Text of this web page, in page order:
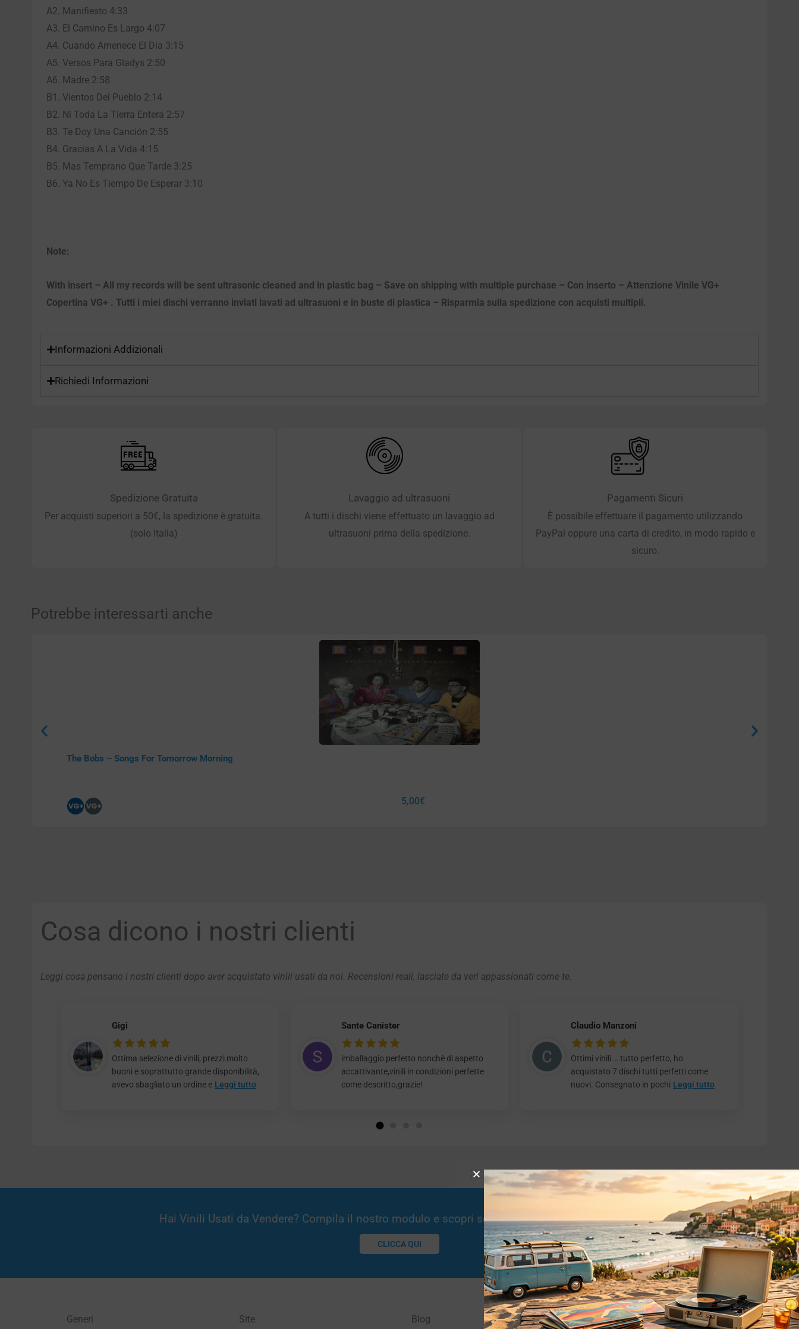
A2. Manifiesto 4:33
A3. El Camino Es Largo 4:07
A4. Cuando Amenece El Dia 3:15
A5. Versos Para Gladys 2:50
A6. Madre 2:58
B1. Vientos Del Pueblo 2:14
B2. Ni Toda La Tierra Entera 2:57
B3. Te Doy Una Canción 2:55
B4. Gracias A La Vida 4:15
B5. Mas Temprano Que Tarde 3:25
B6. Ya No Es Tiempo De Esperar 3:10
Note:
With insert – All my records will be sent ultrasonic cleaned and in plastic bag – Save on shipping with multiple purchase – Con inserto – Attenzione Vinile VG+
Copertina VG+ . Tutti i miei dischi verranno inviati lavati ad ultrasuoni e in buste di plastica – Risparmia sulla spedizione con acquisti multipli.
Informazioni Addizionali
Richiedi Informazioni
Spedizione Gratuita
Per acquisti superiori a 50€, la spedizione è gratuita.
(solo Italia)
Lavaggio ad ultrasuoni
A tutti i dischi viene effettuato un lavaggio ad
ultrasuoni prima della spedizione.
Pagamenti Sicuri
È possibile effettuare il pagamento utilizzando
PayPal oppure una carta di credito, in modo rapido e
sicuro.
Potrebbe interessarti anche
The Bobs – Songs For Tomorrow Morning
5,00€
Cosa dicono i nostri clienti
Leggi cosa pensano i nostri clienti dopo aver acquistato vinili usati da noi. Recensioni reali, lasciate da veri appassionati come te.
Gigi
Ottima selezione di vinili, prezzi molto
buoni e soprattutto grande disponibilità,
avevo sbagliato un ordine e Leggi tutto
Sante Canister
imballaggio perfetto nonchè di aspetto
accattivante,vinili in condizioni perfette
come descritto,grazie!
Claudio Manzoni
Ottimi vinili … tutto perfetto, ho
acquistato 7 dischi tutti perfetti come
nuovi. Consegnato in pochi Leggi tutto
Hai Vinili Usati da Vendere? Compila il nostro modulo e scopri se potremmo essere interessati!
CLICCA QUI
Generi Site Blog Privacy